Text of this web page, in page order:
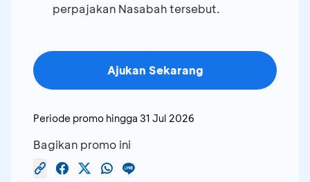
perpajakan Nasabah tersebut.
Ajukan Sekarang
Periode promo hingga 31 Jul 2026
Bagikan promo ini